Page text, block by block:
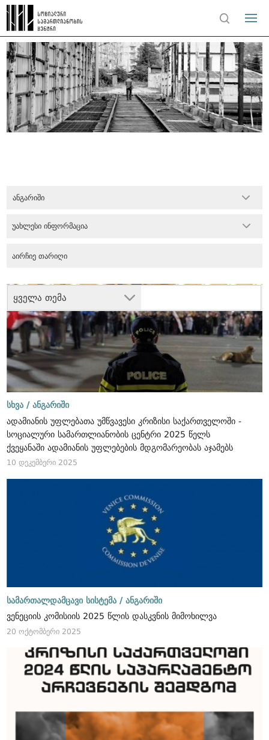
ანგარიში
ყველა თემა
უახლესი ინფორმაცია
სხვა / ანგარიში
ადამიანის უფლებათა უმწვავესი კრიზისი საქართველოში -
სოციალური სამართლიანობის ცენტრი 2025 წელს
ქვეყანაში ადამიანის უფლებების მდგომარეობას აჯამებს
10 დეკემბერი 2025
სამართალდამცავი სისტემა / ანგარიში
ვენეციის კომისიის 2025 წლის დასკვნის მიმოხილვა
20 ოქტომბერი 2025